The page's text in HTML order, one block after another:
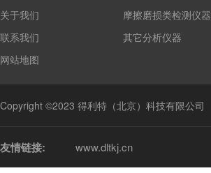
关于我们
联系我们
网站地图
摩擦磨损类检测仪器
其它分析仪器
Copyright ©2023 得利特（北京）科技有限公司
友情链接: www.dltkj.cn